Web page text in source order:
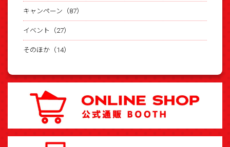
キャンペーン（87）
イベント（27）
そのほか（14）